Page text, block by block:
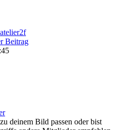
Beitrag
deinem Bild passen oder bist